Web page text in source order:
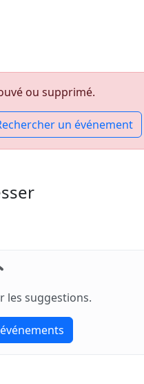
ou supprimé.
un événement
les suggestions.